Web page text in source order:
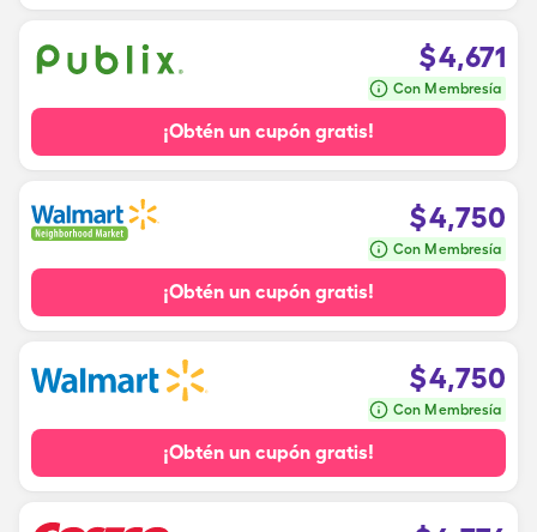
$4,671
Con Membresía
¡Obtén un cupón gratis!
$4,750
Con Membresía
¡Obtén un cupón gratis!
$4,750
Con Membresía
¡Obtén un cupón gratis!